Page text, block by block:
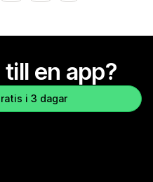
en app?
i 3 dagar